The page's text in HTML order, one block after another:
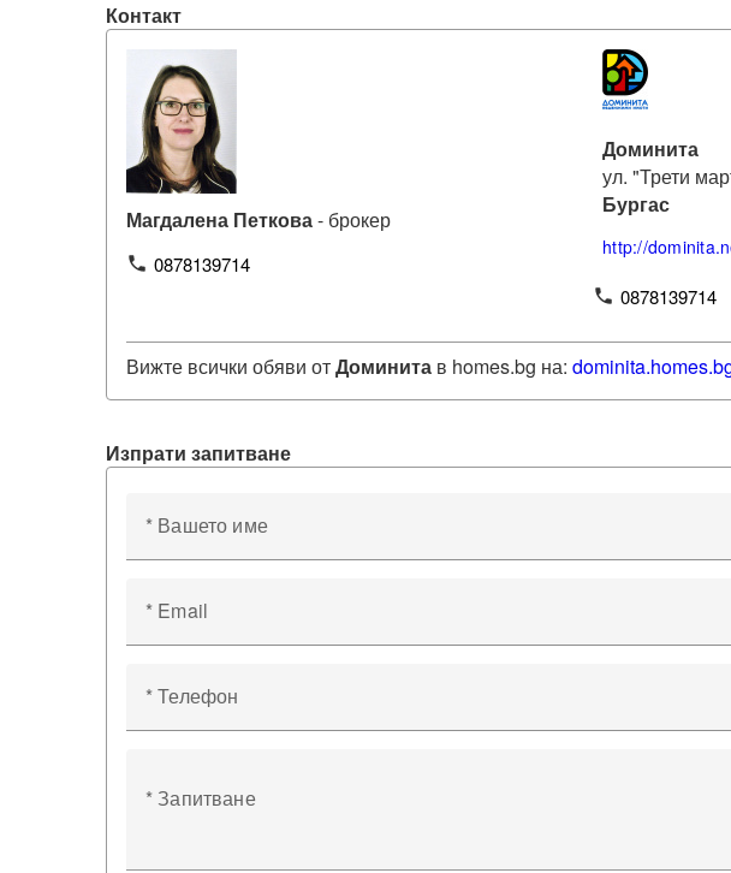
Контакт
Магдалена Петкова- брокер
phone 0878139714
Доминита
ул. "Трети
Бургас
http://
phone 0878139714
Вижте всички обяви отДоминита в homes.bg на: dominita
Изпрати запитване
* Вашето име
* Email
* Телефон
* Запитване